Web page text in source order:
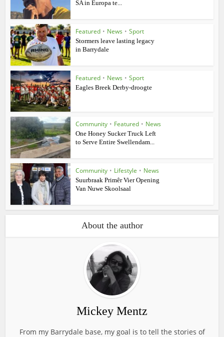
SA in Europa te...
Featured • News • Sport
Stormers leave lasting legacy
in Barrydale
Featured • News • Sport
Eagles Breek Derby-droogte
Community • Featured • News
One Honey Sucker Truck Left
to Serve Entire Swellendam...
Community • Lifestyle • News
Suurbraak Primêr Vier Opening
Van Nuwe Skoolsaal
About the author
Mickey Mentz
From my Barrydale base, my goal is to tell the stories of